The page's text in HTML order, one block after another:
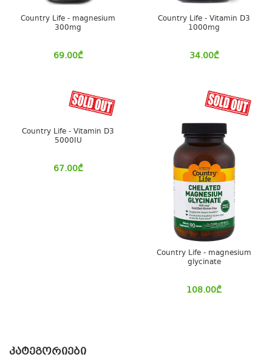
ᲙᲐᲢᲔᲒᲝᲠᲘᲔᲑᲘ
Country Life - magnesium
300mg
69.00₾
Country Life - Vitamin D3
1000mg
34.00₾
Country Life - Vitamin D3
5000IU
67.00₾
Country Life - magnesium
glycinate
108.00₾